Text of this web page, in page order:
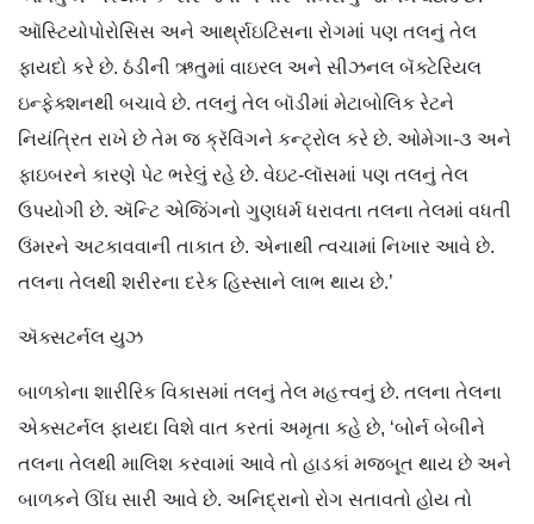
ઑસ્ટિયોપોરોસિસ અને આર્થ્રાઇટિસના રોગમાં પણ તલનું તેલ
ફાયદો કરે છે. ઠંડીની ઋતુમાં વાઇરલ અને સીઝનલ બૅક્ટેરિયલ
ઇન્ફેક્શનથી બચાવે છે. તલનું તેલ બૉડીમાં મેટાબોલિક રેટને
નિયંત્રિત રાખે છે તેમ જ ક્રૅવિંગને કન્ટ્રોલ કરે છે. ઓમેગા-૩ અને
ફાઇબરને કારણે પેટ ભરેલું રહે છે. વેઇટ-લૉસમાં પણ તલનું તેલ
ઉપયોગી છે. ઍન્ટિ એજિંગનો ગુણધર્મ ધરાવતા તલના તેલમાં વધતી
ઉંમરને અટકાવવાની તાકાત છે. એનાથી ત્વચામાં નિખાર આવે છે.
તલના તેલથી શરીરના દરેક હિસ્સાને લાભ થાય છે.’
ઍક્સટર્નલ યુઝ
બાળકોના શારીરિક વિકાસમાં તલનું તેલ મહત્ત્વનું છે. તલના તેલના
એક્સટર્નલ ફાયદા વિશે વાત કરતાં અમૃતા કહે છે, ‘બોર્ન બેબીને
તલના તેલથી માલિશ કરવામાં આવે તો હાડકાં મજબૂત થાય છે અને
બાળકને ઊંઘ સારી આવે છે. અનિદ્રાનો રોગ સતાવતો હોય તો